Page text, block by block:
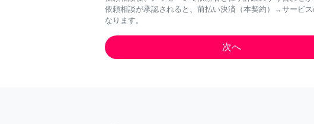
依頼相談が承認されると、前払い決済（本契約）→サービス
なります。